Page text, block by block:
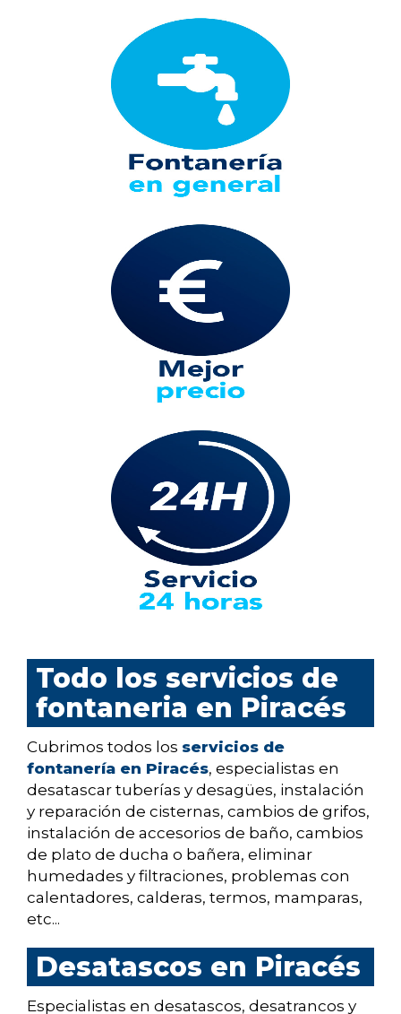
Todo los servicios de
fontaneria en Piracés
Cubrimos todos los servicios de
fontanería en Piracés, especialistas en
desatascar tuberías y desagües, instalación
y reparación de cisternas, cambios de grifos,
instalación de accesorios de baño, cambios
de plato de ducha o bañera, eliminar
humedades y filtraciones, problemas con
calentadores, calderas, termos, mamparas,
etc...
Desatascos en Piracés
Especialistas en desatascos, desatrancos y